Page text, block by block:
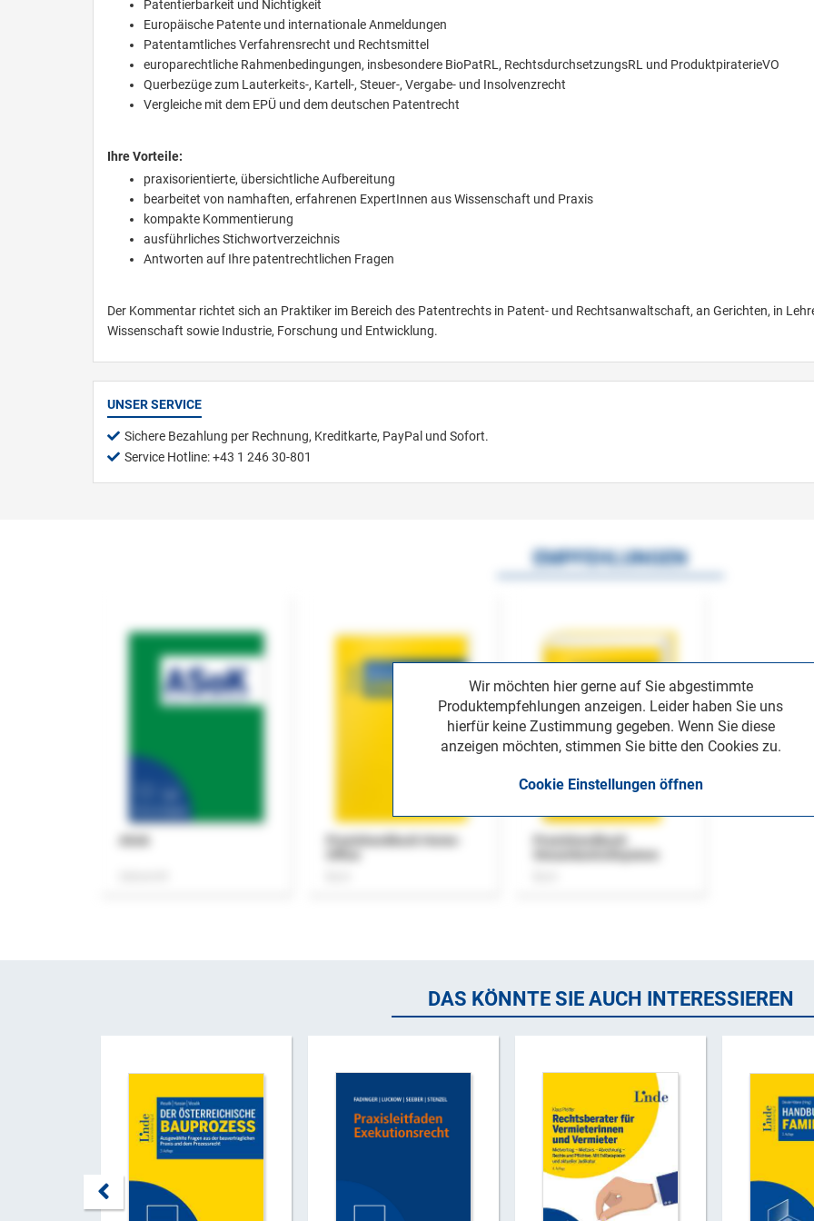
Patentierbarkeit und Nichtigkeit
Europäische Patente und internationale Anmeldungen
Patentamtliches Verfahrensrecht und Rechtsmittel
europarechtliche Rahmenbedingungen, insbesondere BioPatRL, RechtsdurchsetzungsRL und ProduktpiraterieVO
Querbezüge zum Lauterkeits-, Kartell-, Steuer-, Vergabe- und Insolvenzrecht
Vergleiche mit dem EPÜ und dem deutschen Patentrecht
Ihre Vorteile:
praxisorientierte, übersichtliche Aufbereitung
bearbeitet von namhaften, erfahrenen ExpertInnen aus Wissenschaft und Praxis
kompakte Kommentierung
ausführliches Stichwortverzeichnis
Antworten auf Ihre patentrechtlichen Fragen
Der Kommentar richtet sich an Praktiker im Bereich des Patentrechts in Patent- und Rechtsanwaltschaft, an Gerichten, in
Wissenschaft sowie Industrie, Forschung und Entwicklung.
UNSER SERVICE
Sichere Bezahlung per Rechnung, Kreditkarte, PayPal und Sofort.
Service Hotline: +43 1 246 30-801
Wir möchten hier gerne auf Sie abgestimmte
Produktempfehlungen anzeigen. Leider haben Sie uns
hierfür keine Zustimmung gegeben. Wenn Sie diese
anzeigen möchten, stimmen Sie bitte den Cookies zu.
Cookie Einstellungen öffnen
EMPFEHLUNGEN
Praxishandbuch Home-
Praxishandbuch
DAS KÖNNTE SIE AUCH INTERESSIEREN